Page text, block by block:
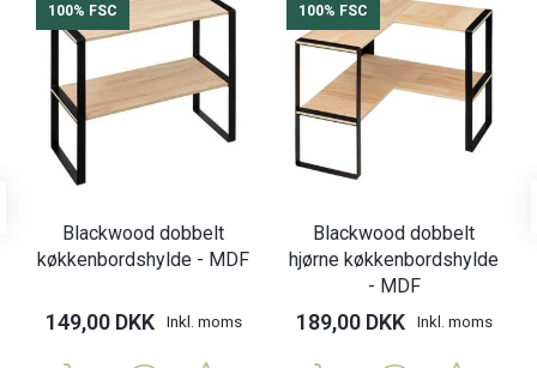
100% FSC
Blackwood dobbelt
køkkenbordshylde - MDF
149,00 DKK Inkl. moms
100% FSC
Blackwood dobbelt
hjørne køkkenbordshylde
- MDF
189,00 DKK Inkl. moms